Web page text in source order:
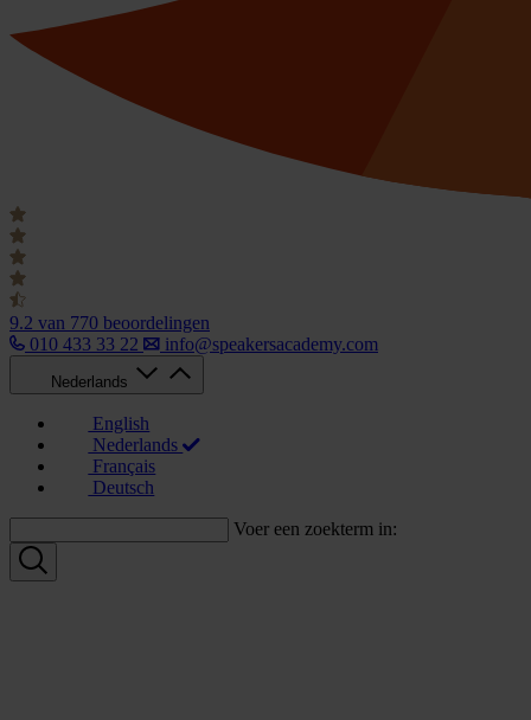
9.2 van 770 beoordelingen
010 433 33 22
info@speakersacademy.com
Nederlands
English
Nederlands
Français
Deutsch
Voer een zoekterm in: